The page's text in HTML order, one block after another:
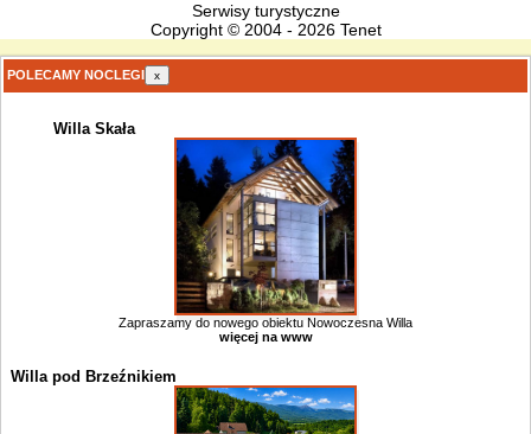
Serwisy turystyczne
Copyright © 2004 - 2026 Tenet
POLECAMY NOCLEGI x
Willa Skała
Zapraszamy do nowego obiektu Nowoczesna Willa
więcej na www
Willa pod Brzeźnikiem